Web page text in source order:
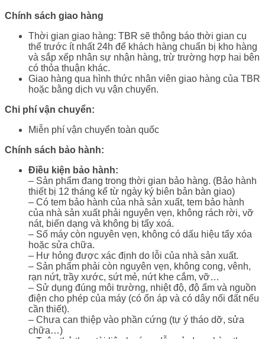
Chính sách giao hàng
Thời gian giao hàng: TBR sẽ thông báo thời gian cụ
thể trước ít nhất 24h để khách hàng chuẩn bị kho hàng
và sắp xếp nhân sự nhận hàng, trừ trường hợp hai bên
có thỏa thuận khác.
Giao hàng qua hình thức nhân viên giao hàng của TBR
hoặc bằng dịch vụ vận chuyển.
Chi phí vận chuyển:
Miễn phí vận chuyển toàn quốc
Chính sách bảo hành:
Điều kiện bảo hành:
– Sản phẩm đang trong thời gian bảo hàng. (Bảo hành
thiết bị 12 tháng kể từ ngày ký biên bản bàn giao)
– Có tem bảo hành của nhà sản xuất, tem bảo hành
của nhà sản xuất phải nguyên vẹn, không rách rời, vỡ
nát, biến dạng và không bị tẩy xoá.
– Số máy còn nguyên vẹn, không có dấu hiệu tẩy xóa
hoặc sửa chữa.
– Hư hỏng được xác định do lỗi của nhà sản xuất.
– Sản phẩm phải còn nguyên vẹn, không cong, vênh,
rạn nứt, trầy xước, sứt mẻ, nứt khe cắm, vỡ…
– Sử dụng đúng môi trường, nhiệt độ, độ ẩm và nguồn
điện cho phép của máy (có ổn áp và có dây nối đất nếu
cần thiết).
– Chưa can thiệp vào phần cứng (tự ý tháo dỡ, sửa
chữa…)